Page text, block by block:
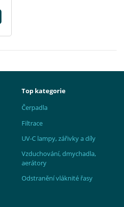
Top kategorie
Čerpadla
Filtrace
UV-C lampy, zářivky a díly
Vzduchování, dmychadla,
aerátory
Odstranění vláknité řasy